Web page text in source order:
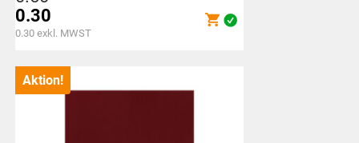
Preis
war:
0.30
Aktueller
ist:
CHF0.30.
0.30 exkl. MWST
Aktion!